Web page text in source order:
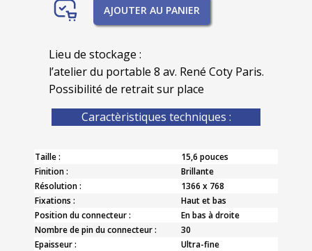
AJOUTER AU PANIER
Lieu de stockage :
l’atelier du portable 8 av. René Coty Paris.
Possibilité de retrait sur place
Caractèristiques techniques :
Taille :
15,6 pouces
Finition :
Brillante
Résolution :
1366 x 768
Fixations :
Haut et bas
Position du connecteur :
En bas à droite
Nombre de pin du connecteur :
30
Epaisseur :
Ultra-fine